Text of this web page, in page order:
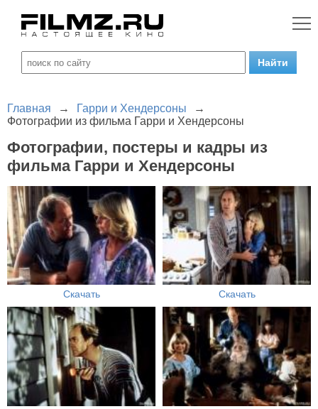
Главная → Гарри и Хендерсоны
→
Фотографии из фильма Гарри и Хендерсоны
Фотографии, постеры и кадры из
фильма Гарри и Хендерсоны
Скачать Скачать